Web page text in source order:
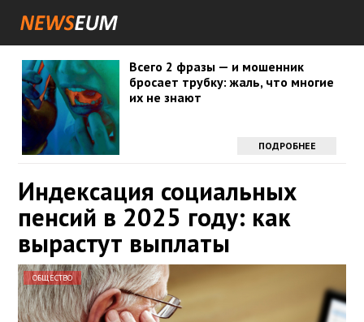
Всего 2 фразы — и мошенник
бросает трубку: жаль, что многие
их не знают
ПОДРОБНЕЕ
Индексация социальных
пенсий в 2025 году: как
вырастут выплаты
ОБЩЕСТВО